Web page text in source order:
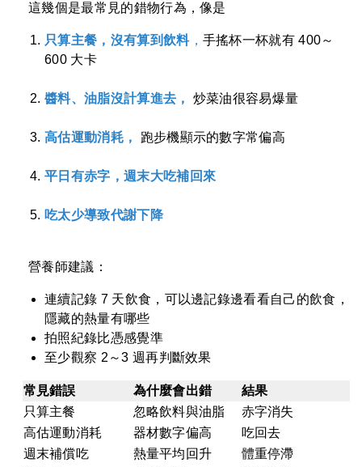
這幾個是最常見的錯物行為，像是
只算主餐，沒有算到飲料， 手搖杯一杯就有 400～
600 大卡
醬料、油脂沒計算進去， 炒菜油很容易爆量
高估運動消耗， 跑步機顯示的數字常偏高
平日有赤字，週末大吃補回來
吃太少導致代謝下降
營養師建議：
連續記錄 7 天飲食，可以邊記錄邊看看自己的飲食，
隱藏的熱量有哪些
拍照紀錄比憑感覺準
至少觀察 2～3 週再判斷效果
常見錯誤 為什麼會出錯
結果
只算主餐
忽略飲料與油脂
赤字消失
高估運動消耗
器材數字偏高
吃回去
週末補償吃
熱量平均回升
體重停滯